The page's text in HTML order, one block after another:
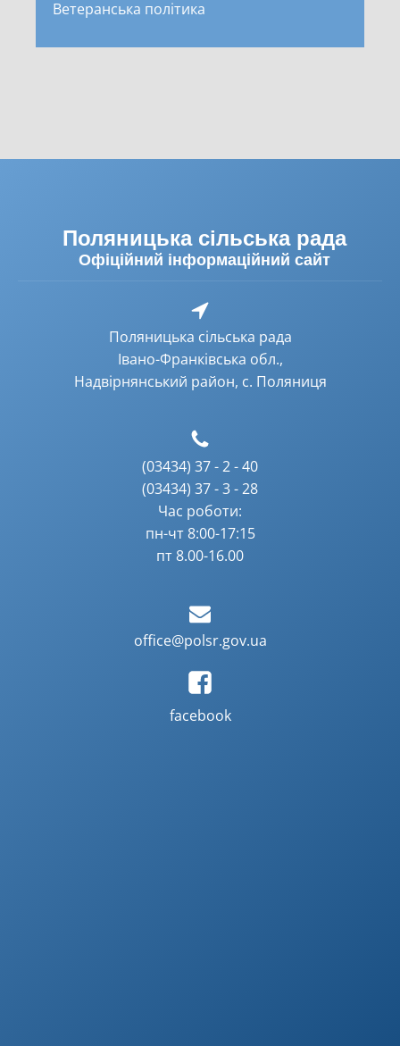
Ветеранська політика
Поляницька сільська рада
Офіційний інформаційний сайт
Поляницька сільська рада
Івано-Франківська обл.,
Надвірнянський район, с. Поляниця
(03434) 37 - 2 - 40
(03434) 37 - 3 - 28
Час роботи:
пн-чт 8:00-17:15
пт 8.00-16.00
office@polsr.gov.ua
facebook